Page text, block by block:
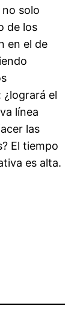
solo
de los
en el de
¿logrará el
línea
las
El tiempo
es alta.